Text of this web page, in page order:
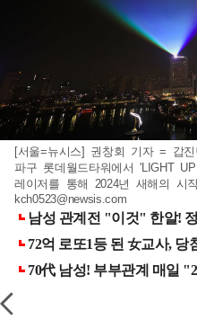
[서울=뉴시스] 권창회 기자 = 갑
파구 롯데월드타워에서 'LIGHT
레이저를 통해 2024년 새해의 시
kch0523@newsis.com